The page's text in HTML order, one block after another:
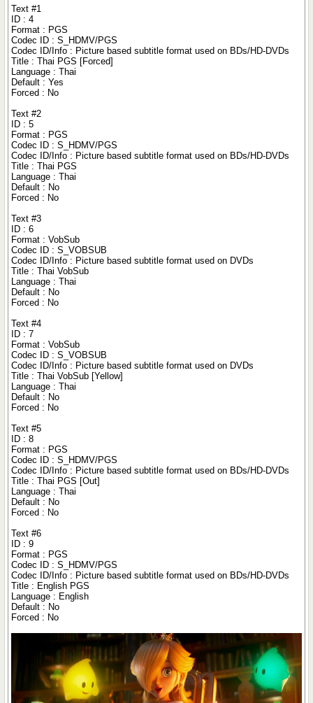
Text #1
ID : 4
Format : PGS
Codec ID : S_HDMV/PGS
Codec ID/Info : Picture based subtitle format used on BDs/HD-DVDs
Title : Thai PGS [Forced]
Language : Thai
Default : Yes
Forced : No
Text #2
ID : 5
Format : PGS
Codec ID : S_HDMV/PGS
Codec ID/Info : Picture based subtitle format used on BDs/HD-DVDs
Title : Thai PGS
Language : Thai
Default : No
Forced : No
Text #3
ID : 6
Format : VobSub
Codec ID : S_VOBSUB
Codec ID/Info : Picture based subtitle format used on DVDs
Title : Thai VobSub
Language : Thai
Default : No
Forced : No
Text #4
ID : 7
Format : VobSub
Codec ID : S_VOBSUB
Codec ID/Info : Picture based subtitle format used on DVDs
Title : Thai VobSub [Yellow]
Language : Thai
Default : No
Forced : No
Text #5
ID : 8
Format : PGS
Codec ID : S_HDMV/PGS
Codec ID/Info : Picture based subtitle format used on BDs/HD-DVDs
Title : Thai PGS [Out]
Language : Thai
Default : No
Forced : No
Text #6
ID : 9
Format : PGS
Codec ID : S_HDMV/PGS
Codec ID/Info : Picture based subtitle format used on BDs/HD-DVDs
Title : English PGS
Language : English
Default : No
Forced : No